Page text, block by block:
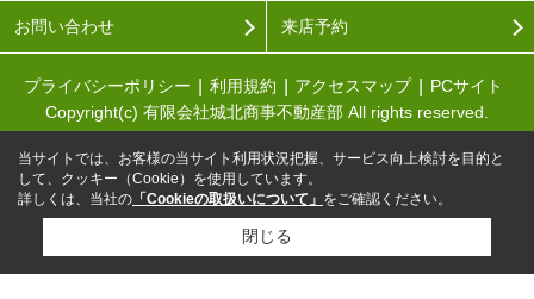
お問い合わせ 来店予約
プライバシーポリシー 利用規約 アクセスマップ
PCサイト
Copyright(c) 有限会社城北商事不動産部 All rights reserved.
当サイトでは、お客様の当サイト利用状況把握、サービス向上検討を目的と
して、クッキー（Cookie）を使用しています。
詳しくは、当社の 「Cookieの取扱いについて」 をご確認ください。
閉じる